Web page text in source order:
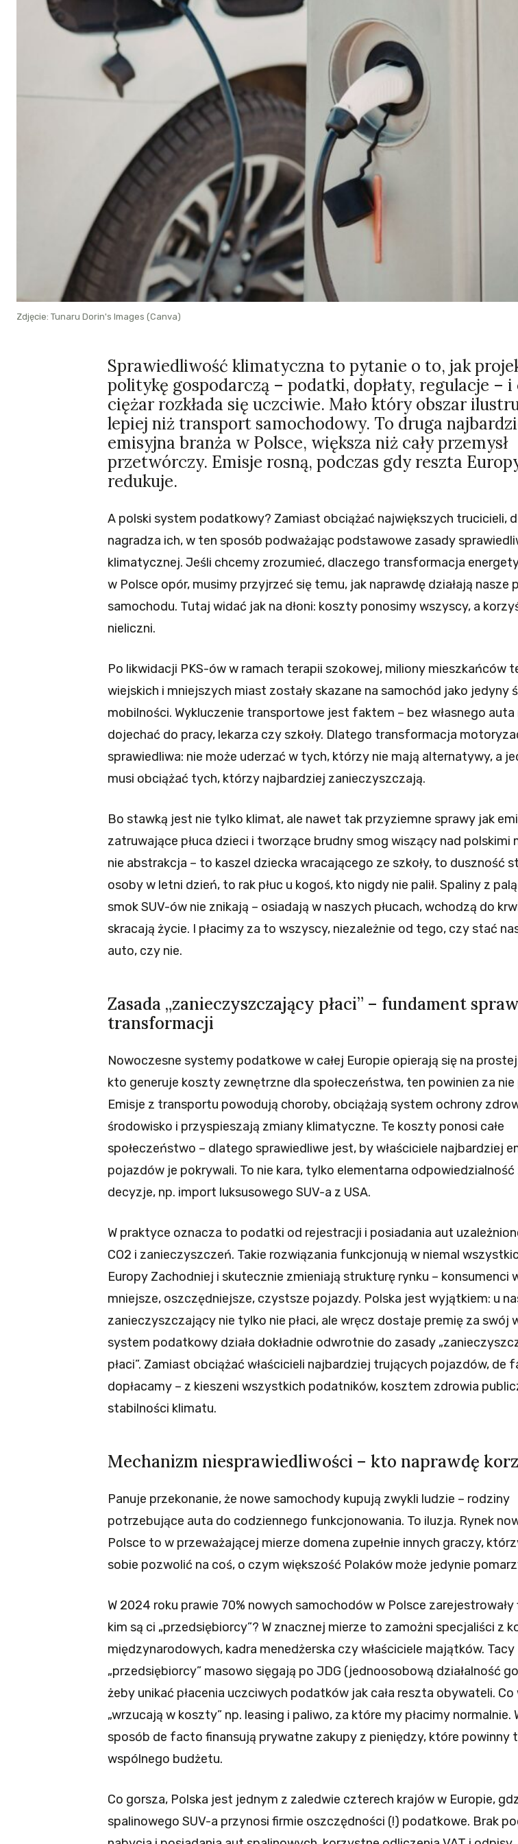
Zdjęcie: Tunaru Dorin's Images (Canva)
Sprawiedliwość klimatyczna to pytanie o to, jak
politykę gospodarczą – podatki, dopłaty, regulacje – i
ciężar rozkłada się uczciwie. Mało który obszar
lepiej niż transport samochodowy. To druga
emisyjna branża w Polsce, większa niż cały przemysł
przetwórczy. Emisje rosną, podczas gdy reszta
redukuje.
A polski system podatkowy? Zamiast obciążać największych trucicieli,
nagradza ich, w ten sposób podważając podstawowe zasady
klimatycznej. Jeśli chcemy zrozumieć, dlaczego transformacja
w Polsce opór, musimy przyjrzeć się temu, jak naprawdę działają nasze
samochodu. Tutaj widać jak na dłoni: koszty ponosimy wszyscy, a
nieliczni.
Po likwidacji PKS-ów w ramach terapii szokowej, miliony mieszkańców
wiejskich i mniejszych miast zostały skazane na samochód jako jedyny
mobilności. Wykluczenie transportowe jest faktem – bez własnego auta
dojechać do pracy, lekarza czy szkoły. Dlatego transformacja
sprawiedliwa: nie może uderzać w tych, którzy nie mają alternatywy, a
musi obciążać tych, którzy najbardziej zanieczyszczają.
Bo stawką jest nie tylko klimat, ale nawet tak przyziemne sprawy jak
zatruwające płuca dzieci i tworzące brudny smog wiszący nad polskimi
nie abstrakcja – to kaszel dziecka wracającego ze szkoły, to duszność
osoby w letni dzień, to rak płuc u kogoś, kto nigdy nie palił. Spaliny z
smok SUV-ów nie znikają – osiadają w naszych płucach, wchodzą do
skracają życie. I płacimy za to wszyscy, niezależnie od tego, czy stać
auto, czy nie.
Zasada „zanieczyszczający płaci” – fundament
transformacji
Nowoczesne systemy podatkowe w całej Europie opierają się na
kto generuje koszty zewnętrzne dla społeczeństwa, ten powinien za nie
Emisje z transportu powodują choroby, obciążają system ochrony
środowisko i przyspieszają zmiany klimatyczne. Te koszty ponosi całe
społeczeństwo – dlatego sprawiedliwe jest, by właściciele najbardziej
pojazdów je pokrywali. To nie kara, tylko elementarna odpowiedzialność
decyzje, np. import luksusowego SUV-a z USA.
W praktyce oznacza to podatki od rejestracji i posiadania aut
CO2 i zanieczyszczeń. Takie rozwiązania funkcjonują w niemal
Europy Zachodniej i skutecznie zmieniają strukturę rynku – konsumenci
mniejsze, oszczędniejsze, czystsze pojazdy. Polska jest wyjątkiem: u
zanieczyszczający nie tylko nie płaci, ale wręcz dostaje premię za swój
system podatkowy działa dokładnie odwrotnie do zasady
płaci”. Zamiast obciążać właścicieli najbardziej trujących pojazdów, de
dopłacamy – z kieszeni wszystkich podatników, kosztem zdrowia
stabilności klimatu.
Mechanizm niesprawiedliwości – kto naprawdę
Panuje przekonanie, że nowe samochody kupują zwykli ludzie – rodziny
potrzebujące auta do codziennego funkcjonowania. To iluzja. Rynek
Polsce to w przeważającej mierze domena zupełnie innych graczy,
sobie pozwolić na coś, o czym większość Polaków może jedynie
W 2024 roku prawie 70% nowych samochodów w Polsce zarejestrowały
kim są ci „przedsiębiorcy”? W znacznej mierze to zamożni specjaliści z
międzynarodowych, kadra menedżerska czy właściciele majątków. Tacy
„przedsiębiorcy” masowo sięgają po JDG (jednoosobową działalność
żeby unikać płacenia uczciwych podatków jak cała reszta obywateli. Co
„wrzucają w koszty” np. leasing i paliwo, za które my płacimy normalnie.
sposób de facto finansują prywatne zakupy z pieniędzy, które powinny
wspólnego budżetu.
Co gorsza, Polska jest jednym z zaledwie czterech krajów w Europie,
spalinowego SUV-a przynosi firmie oszczędności (!) podatkowe. Brak